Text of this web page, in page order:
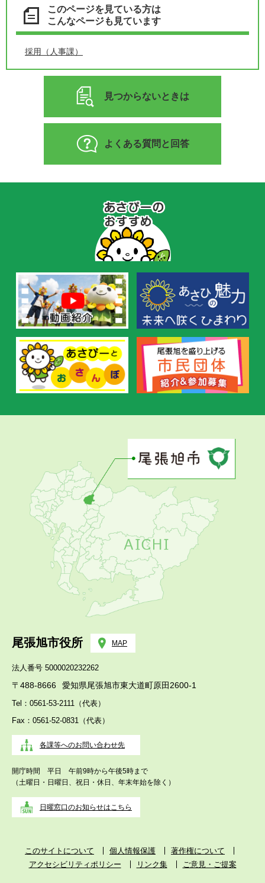
このページを見ている方は
こんなページも見ています
採用（人事課）
見つからないときは
よくある質問と回答
の
お
す
め
尾張旭市役所 MAP
法人番号 5000020232262
〒488-8666 愛知県尾張旭市東大道町原田2600-1
Tel：0561-53-2111（代表）
Fax：0561-52-0831（代表）
各課等へのお問い合わせ先
開庁時間 平日 午前9時から午後5時まで
（土曜日・日曜日、祝日・休日、年末年始を除く）
日曜窓口のお知らせはこちら
このサイトについて 個人情報保護
著作権について
アクセシビリティポリシー
リンク集 ご意見・ご提案